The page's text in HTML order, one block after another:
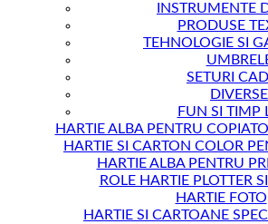
INSTRUMENTE
PRODUSE
TEHNOLOGIE SI
SETURI
DIVERSE
FUN SI TIMP
HARTIE ALBA PENTRU
HARTIE SI CARTON COLOR
HARTIE ALBA PENTRU
ROLE HARTIE PLOTTER
HARTIE FOTO
HARTIE SI CARTOANE